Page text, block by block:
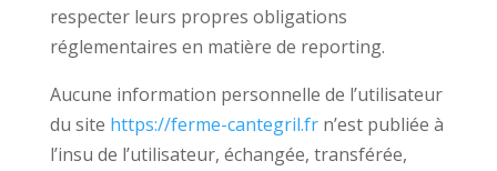
respecter leurs propres obligations
réglementaires en matière de reporting.
Aucune information personnelle de l’utilisateur
du site https://ferme-cantegril.frn’est publiée à
l’insu de l’utilisateur, échangée, transférée,